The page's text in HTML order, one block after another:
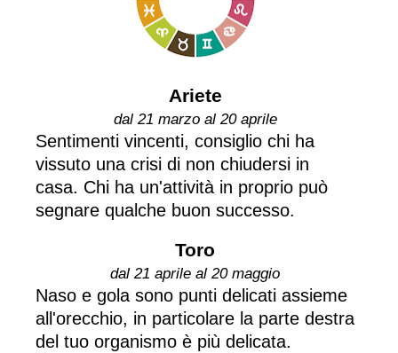
Ariete
dal 21 marzo al 20 aprile
Sentimenti vincenti, consiglio chi ha
vissuto una crisi di non chiudersi in
casa. Chi ha un'attività in proprio può
segnare qualche buon successo.
Toro
dal 21 aprile al 20 maggio
Naso e gola sono punti delicati assieme
all'orecchio, in particolare la parte destra
del tuo organismo è più delicata.